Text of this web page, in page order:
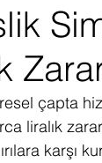
Micro
çapta
liralık
karşı